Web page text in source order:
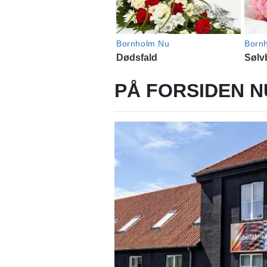
PÅ FORSIDEN